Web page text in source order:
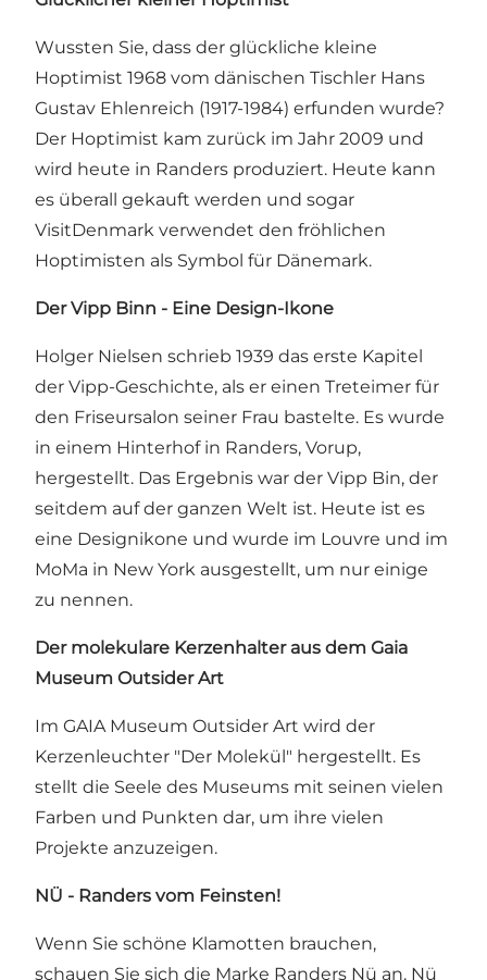
Wussten Sie, dass der glückliche kleine
Hoptimist 1968 vom dänischen Tischler Hans
Gustav Ehlenreich (1917-1984) erfunden wurde?
Der Hoptimist kam zurück im Jahr 2009 und
wird heute in Randers produziert. Heute kann
es überall gekauft werden und sogar
VisitDenmark verwendet den fröhlichen
Hoptimisten als Symbol für Dänemark.
Der Vipp Binn - Eine Design-Ikone
Holger Nielsen schrieb 1939 das erste Kapitel
der Vipp-Geschichte, als er einen Treteimer für
den Friseursalon seiner Frau bastelte. Es wurde
in einem Hinterhof in Randers, Vorup,
hergestellt. Das Ergebnis war der Vipp Bin, der
seitdem auf der ganzen Welt ist. Heute ist es
eine Designikone und wurde im Louvre und im
MoMa in New York ausgestellt, um nur einige
zu nennen.
Der molekulare Kerzenhalter aus dem Gaia
Museum Outsider Art
Im GAIA Museum Outsider Art wird der
Kerzenleuchter "Der Molekül" hergestellt. Es
stellt die Seele des Museums mit seinen vielen
Farben und Punkten dar, um ihre vielen
Projekte anzuzeigen.
NÜ - Randers vom Feinsten!
Wenn Sie schöne Klamotten brauchen,
schauen Sie sich die Marke Randers Nü an. Nü